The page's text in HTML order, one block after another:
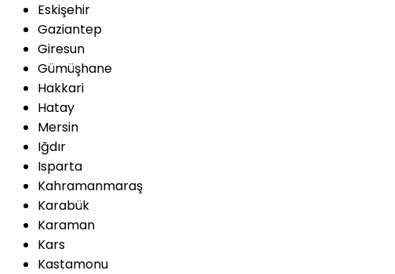
Eskişehir
Gaziantep
Giresun
Gümüşhane
Hakkari
Hatay
Mersin
Iğdır
Isparta
Kahramanmaraş
Karabük
Karaman
Kars
Kastamonu